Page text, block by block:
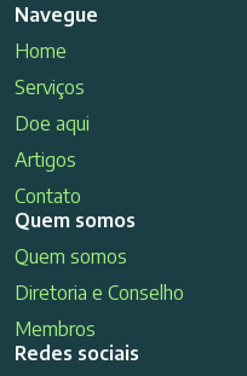
Navegue
Home
Serviços
Doe aqui
Artigos
Contato
Quem somos
Quem somos
Diretoria e Conselho
Membros
Redes sociais